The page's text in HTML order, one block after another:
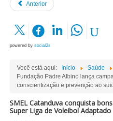
Anterior
powered by social2s
Você está aqui: Início
Saúde
Fundação Padre Albino lança
conscientização e prevenção ao
SMEL Catanduva conquista
Super Liga de Voleibol Adaptado